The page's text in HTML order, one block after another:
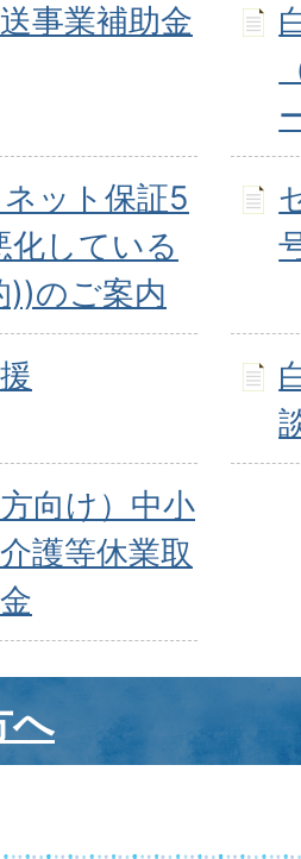
事業補助金
ット保証5
化している
))のご案内
方向け）中小
護等休業取
へ